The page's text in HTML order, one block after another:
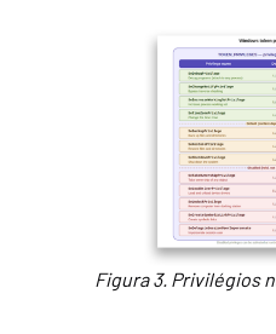
Figura 3. Privilégios